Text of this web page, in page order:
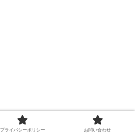
プライバシーポリシー お問い合わせ